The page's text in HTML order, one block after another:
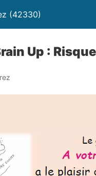
(42330)
Up :